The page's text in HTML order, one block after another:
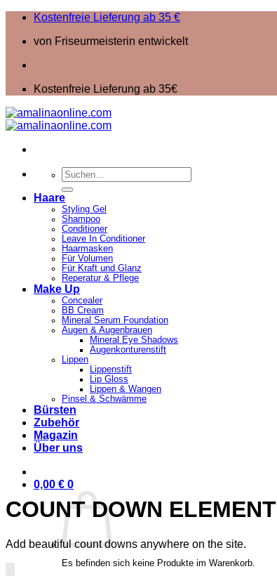
Zum
springen
Kostenfreie Lieferung ab 35 €
von Friseurmeisterin entwickelt
Kostenfreie Lieferung ab 35€
Suchen
nach:
Haare
Styling Gel
Shampoo
Conditioner
Leave In Conditioner
Haarmasken
Für Volumen
Für Kraft und Glanz
Reperatur & Pflege
Make Up
Concealer
BB Cream
Mineral Serum Foundation
Augen & Augenbrauen
Mineral Eye Shadows
Augenkonturenstift
Lippen
Lippenstift
Lip Gloss
Lippen & Wangen
Pinsel & Schwämme
Bürsten
Zubehör
Magazin
Über uns
0,00 € 0
Es befinden sich keine Produkte im Warenkorb.
COUNT DOWN ELEMENT
Add beautiful count downs anywhere on the site.